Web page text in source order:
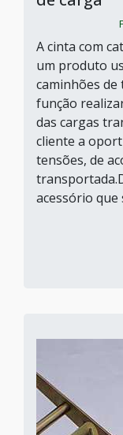
A cinta com
um produto
caminhões
função
das cargas
cliente a
tensões, de
acessório que